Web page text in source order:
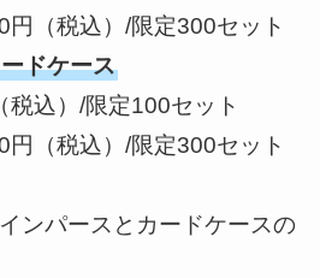
円（税込）/限定300セット
ドケース
税込）/限定100セット
円（税込）/限定300セット
ンパースとカードケースの